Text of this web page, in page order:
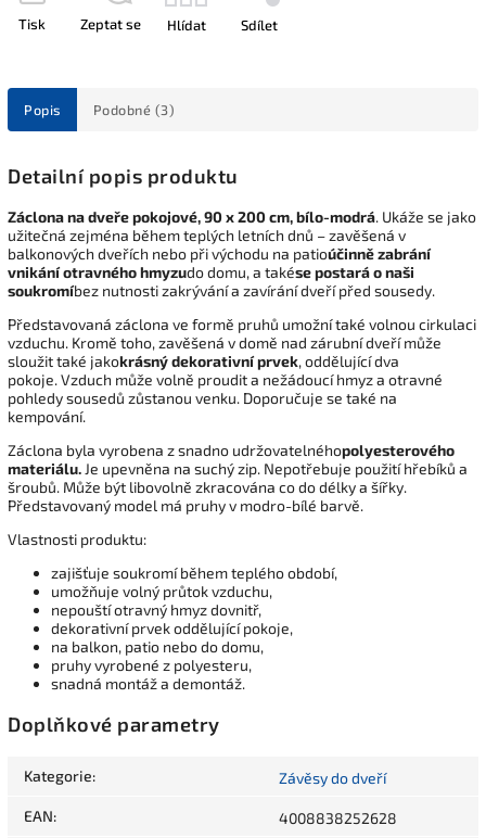
Tisk Zeptat se Hlídat Sdílet
Popis Podobné (3)
Detailní popis produktu
Záclona na dveře pokojové, 90 x 200 cm, bílo-modrá. Ukáže se jako
užitečná zejména během teplých letních dnů – zavěšená v
balkonových dveřích nebo při východu na patioúčinně zabrání
vnikání otravného hmyzudo domu, a takése postará o naši
soukromíbez nutnosti zakrývání a zavírání dveří před sousedy.
Představovaná záclona ve formě pruhů umožní také volnou cirkulaci
vzduchu. Kromě toho, zavěšená v domě nad zárubní dveří může
sloužit také jakokrásný dekorativní prvek, oddělující dva
pokoje. Vzduch může volně proudit a nežádoucí hmyz a otravné
pohledy sousedů zůstanou venku. Doporučuje se také na
kempování.
Záclona byla vyrobena z snadno udržovatelnéhopolyesterového
materiálu. Je upevněna na suchý zip. Nepotřebuje použití hřebíků a
šroubů. Může být libovolně zkracována co do délky a šířky.
Představovaný model má pruhy v modro-bílé barvě.
Vlastnosti produktu:
zajišťuje soukromí během teplého období,
umožňuje volný průtok vzduchu,
nepouští otravný hmyz dovnitř,
dekorativní prvek oddělující pokoje,
na balkon, patio nebo do domu,
pruhy vyrobené z polyesteru,
snadná montáž a demontáž.
Doplňkové parametry
Kategorie: Závěsy do dveří
EAN: 4008838252628